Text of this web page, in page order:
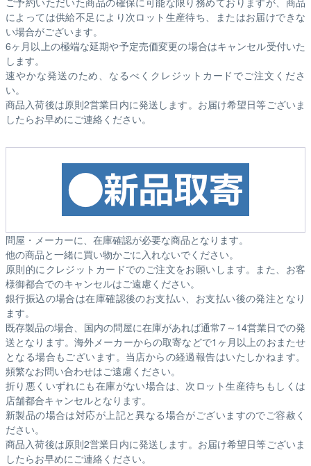
によっては供給不足により次ロット生産待ち、またはお届けできな
い場合がございます。
6ヶ月以上の極端な延期や予定売価変更の場合はキャンセル受付いた
します。
速やかな発送のため、なるべくクレジットカードでご注文くださ
い。
商品入荷後は原則2営業日内に発送します。お届け希望日等ございま
したらお早めにご連絡ください。
問屋・メーカーに、在庫確認が必要な商品となります。
他の商品と一緒に買い物かごに入れないでください。
原則的にクレジットカードでのご注文をお願いします。また、お客
様御都合でのキャンセルはご遠慮ください。
銀行振込の場合は在庫確認後のお支払い、お支払い後の発注となり
ます。
既存製品の場合、国内の問屋に在庫があれば通常7～14営業日での発
送となります。海外メーカーからの取寄などで1ヶ月以上のおまたせ
となる場合もございます。 当店からの経過報告はいたしかねます。
頻繁なお問い合わせはご遠慮ください。
折り悪くいずれにも在庫がない場合は、次ロット生産待ちもしくは
店舗都合キャンセルとなります。
新製品の場合は対応が上記と異なる場合がございますのでご容赦く
ださい。
商品入荷後は原則2営業日内に発送します。お届け希望日等ございま
したらお早めにご連絡ください。